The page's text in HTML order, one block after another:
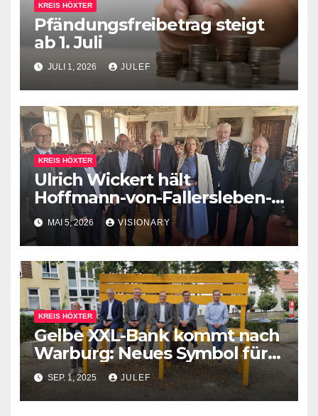
KREIS HÖXTER
Pfändungsfreibetrag steigt
ab 1. Juli
JULI 1, 2026 JULEF
KREIS HÖXTER
Ulrich Wickert hält
Hoffmann-von-Fallersleben-
Rede in Corvey
MAI 5, 2026 VISIONARY
KREIS HÖXTER
Gelbe XXL-Bank kommt nach
Warburg: Neues Symbol für
Gemeinschaft und
Verbundenheit im Kreis
Höxter
SEP. 1, 2025 JULEF